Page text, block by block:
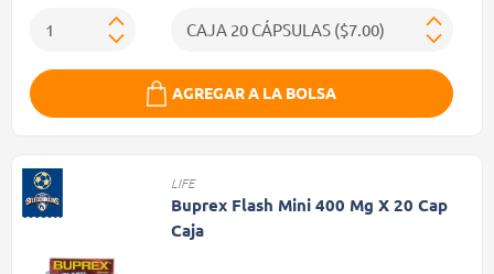
AGREGAR A LA BOLSA
LIFE
Buprex Flash Mini 400 Mg X 20 Cap
Caja